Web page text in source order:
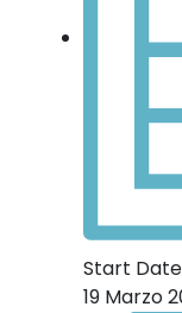
Start Date
19 Marzo